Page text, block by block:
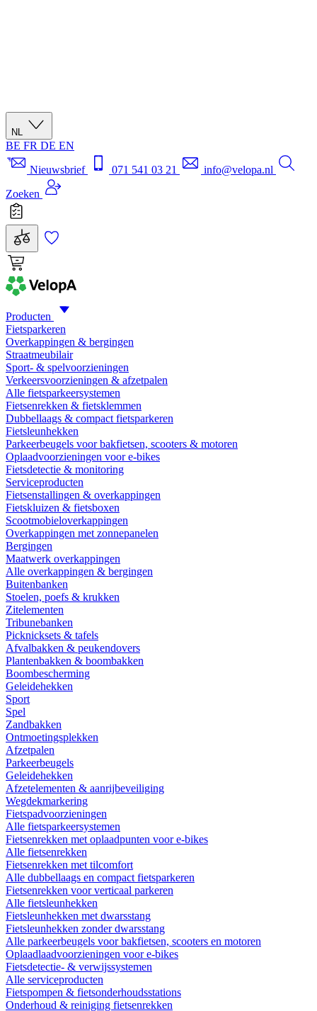
NL
BE FR DE EN
Nieuwsbrief
071 541 03 21
info@velopa.nl
Zoeken
Producten
Fietsparkeren
Overkappingen & bergingen
Straatmeubilair
Sport- & spelvoorzieningen
Verkeersvoorzieningen & afzetpalen
Alle fietsparkeersystemen
Fietsenrekken & fietsklemmen
Dubbellaags & compact fietsparkeren
Fietsleunhekken
Parkeerbeugels voor bakfietsen, scooters & motoren
Oplaadvoorzieningen voor e-bikes
Fietsdetectie & monitoring
Serviceproducten
Fietsenstallingen & overkappingen
Fietskluizen & fietsboxen
Scootmobieloverkappingen
Overkappingen met zonnepanelen
Bergingen
Maatwerk overkappingen
Alle overkappingen & bergingen
Buitenbanken
Stoelen, poefs & krukken
Zitelementen
Tribunebanken
Picknicksets & tafels
Afvalbakken & peukendovers
Plantenbakken & boombakken
Boombescherming
Geleidehekken
Sport
Spel
Zandbakken
Ontmoetingsplekken
Afzetpalen
Parkeerbeugels
Geleidehekken
Afzetelementen & aanrijbeveiliging
Wegdekmarkering
Fietspadvoorzieningen
Alle fietsparkeersystemen
Fietsenrekken met oplaadpunten voor e-bikes
Alle fietsenrekken
Fietsenrekken met tilcomfort
Alle dubbellaags en compact fietsparkeren
Fietsenrekken voor verticaal parkeren
Alle fietsleunhekken
Fietsleunhekken met dwarsstang
Fietsleunhekken zonder dwarsstang
Alle parkeerbeugels voor bakfietsen, scooters en motoren
Oplaadlaadvoorzieningen voor e-bikes
Fietsdetectie- & verwijssystemen
Alle serviceproducten
Fietspompen & fietsonderhoudsstations
Onderhoud & reiniging fietsenrekken